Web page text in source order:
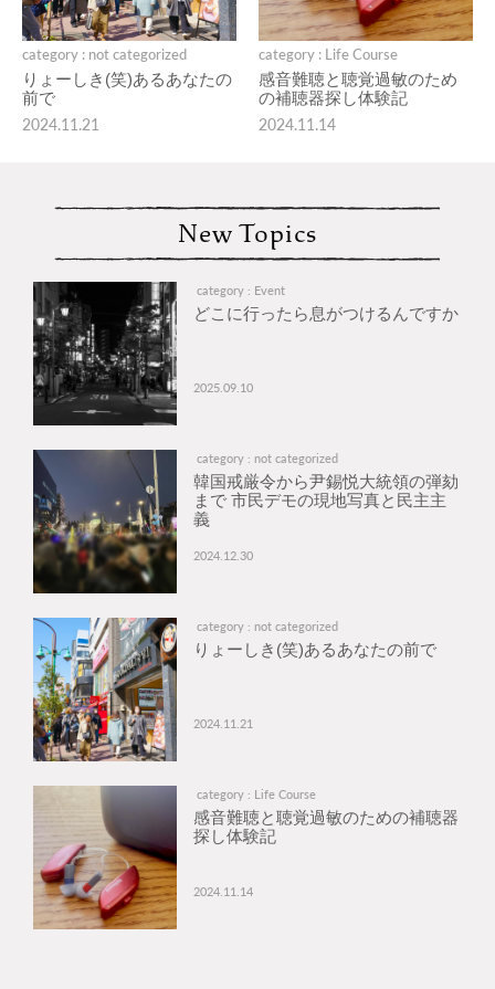
category : not categorized
りょーしき(笑)あるあなたの
前で
2024.11.21
category : Life Course
感音難聴と聴覚過敏のため
の補聴器探し体験記
2024.11.14
New Topics
category : Event
どこに行ったら息がつけるんですか
2025.09.10
category : not categorized
韓国戒厳令から尹錫悦大統領の弾劾
まで 市民デモの現地写真と民主主
義
2024.12.30
category : not categorized
りょーしき(笑)あるあなたの前で
2024.11.21
category : Life Course
感音難聴と聴覚過敏のための補聴器
探し体験記
2024.11.14